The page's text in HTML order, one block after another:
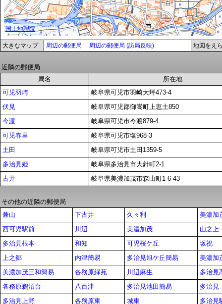
大きなマップ 周辺の郵便局 周辺の郵便局 (訪局反映) 地図をえ
近隣の郵便局
局名
所在地
可児羽崎
岐阜県可児市羽崎大坪473-4
伏見
岐阜県可児郡御嵩町上恵土850
今渡
岐阜県可児市今渡879-4
可児春里
岐阜県可児市塩968-3
土田
岐阜県可児市土田1359-5
多治見姫
岐阜県多治見市大針町2-1
古井
岐阜県美濃加茂市森山町1-6-43
その他の近隣の郵便局
兼山
下古井 久々利
美濃加
西可児駅前
川辺 美濃加茂
山之上
多治見根本
和知 可児桜ケ丘
坂祝
上之郷
内津簡易 多治見旭ケ丘簡易
美濃加
美濃加茂三和簡易
各務原緑苑 川辺麻生
多治見
各務原鵜沼台
八百津 多治見池田簡易
多治見
多治見上野
各務原東 城東 多治見